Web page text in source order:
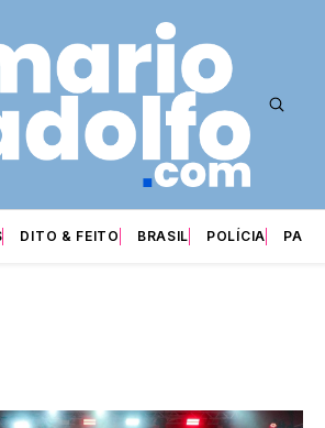
DITO & FEITO BRASIL POLÍCIA